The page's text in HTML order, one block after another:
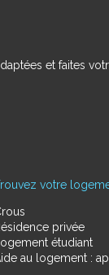
et faites
votre
privée
étudiant
au logement :